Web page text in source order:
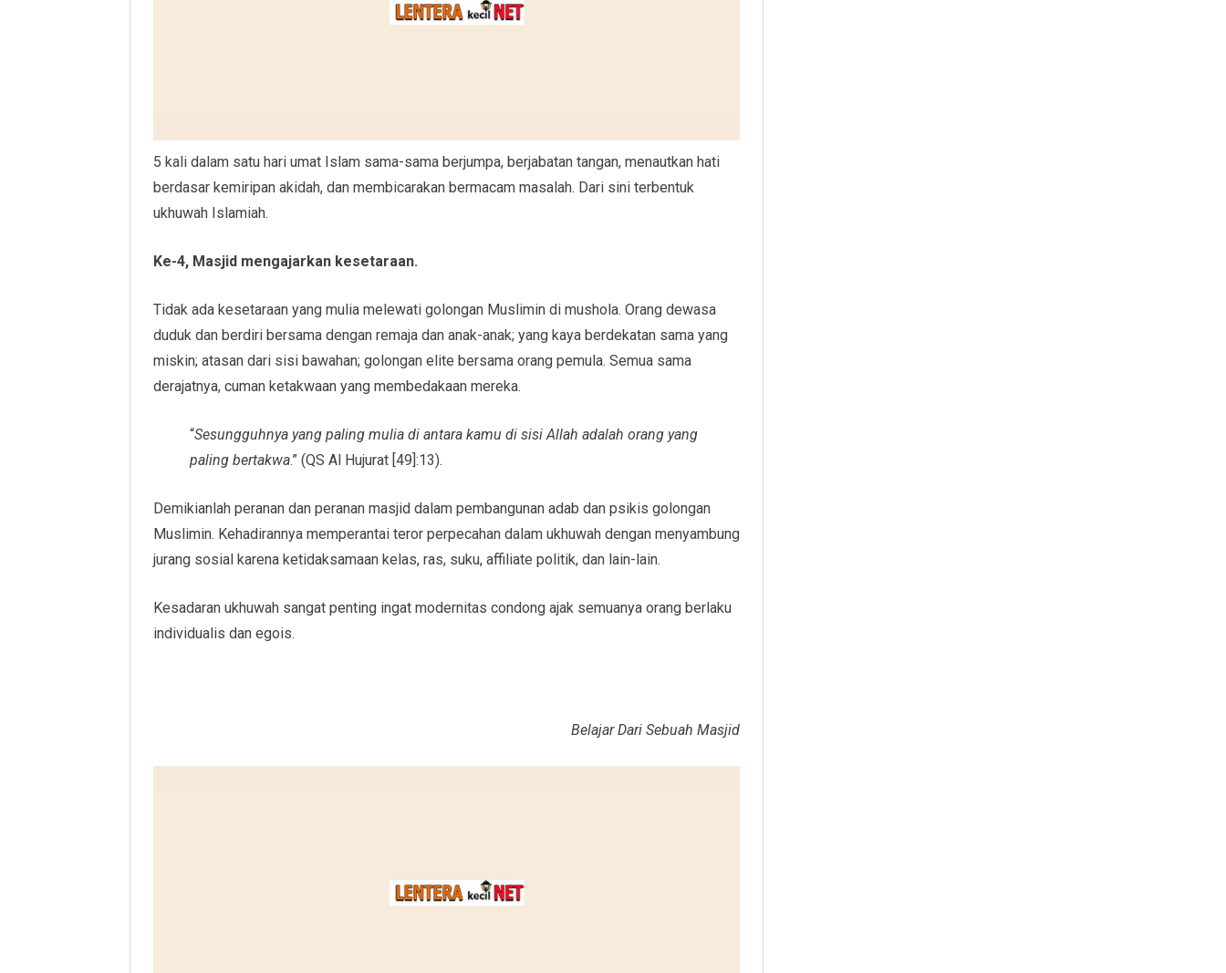
5 kali dalam satu hari umat Islam sama-sama berjumpa, berjabatan tangan, menautkan hati
berdasar kemiripan akidah, dan membicarakan bermacam masalah. Dari sini terbentuk
ukhuwah Islamiah.
Ke-4, Masjid mengajarkan kesetaraan.
Tidak ada kesetaraan yang mulia melewati golongan Muslimin di mushola. Orang dewasa
duduk dan berdiri bersama dengan remaja dan anak-anak; yang kaya berdekatan sama yang
miskin; atasan dari sisi bawahan; golongan elite bersama orang pemula. Semua sama
derajatnya, cuman ketakwaan yang membedakaan mereka.
“Sesungguhnya yang paling mulia di antara kamu di sisi Allah adalah orang yang
paling bertakwa.” (QS Al Hujurat [49]:13).
Demikianlah peranan dan peranan masjid dalam pembangunan adab dan psikis golongan
Muslimin. Kehadirannya memperantai teror perpecahan dalam ukhuwah dengan menyambung
jurang sosial karena ketidaksamaan kelas, ras, suku, affiliate politik, dan lain-lain.
Kesadaran ukhuwah sangat penting ingat modernitas condong ajak semuanya orang berlaku
individualis dan egois.
Belajar Dari Sebuah Masjid